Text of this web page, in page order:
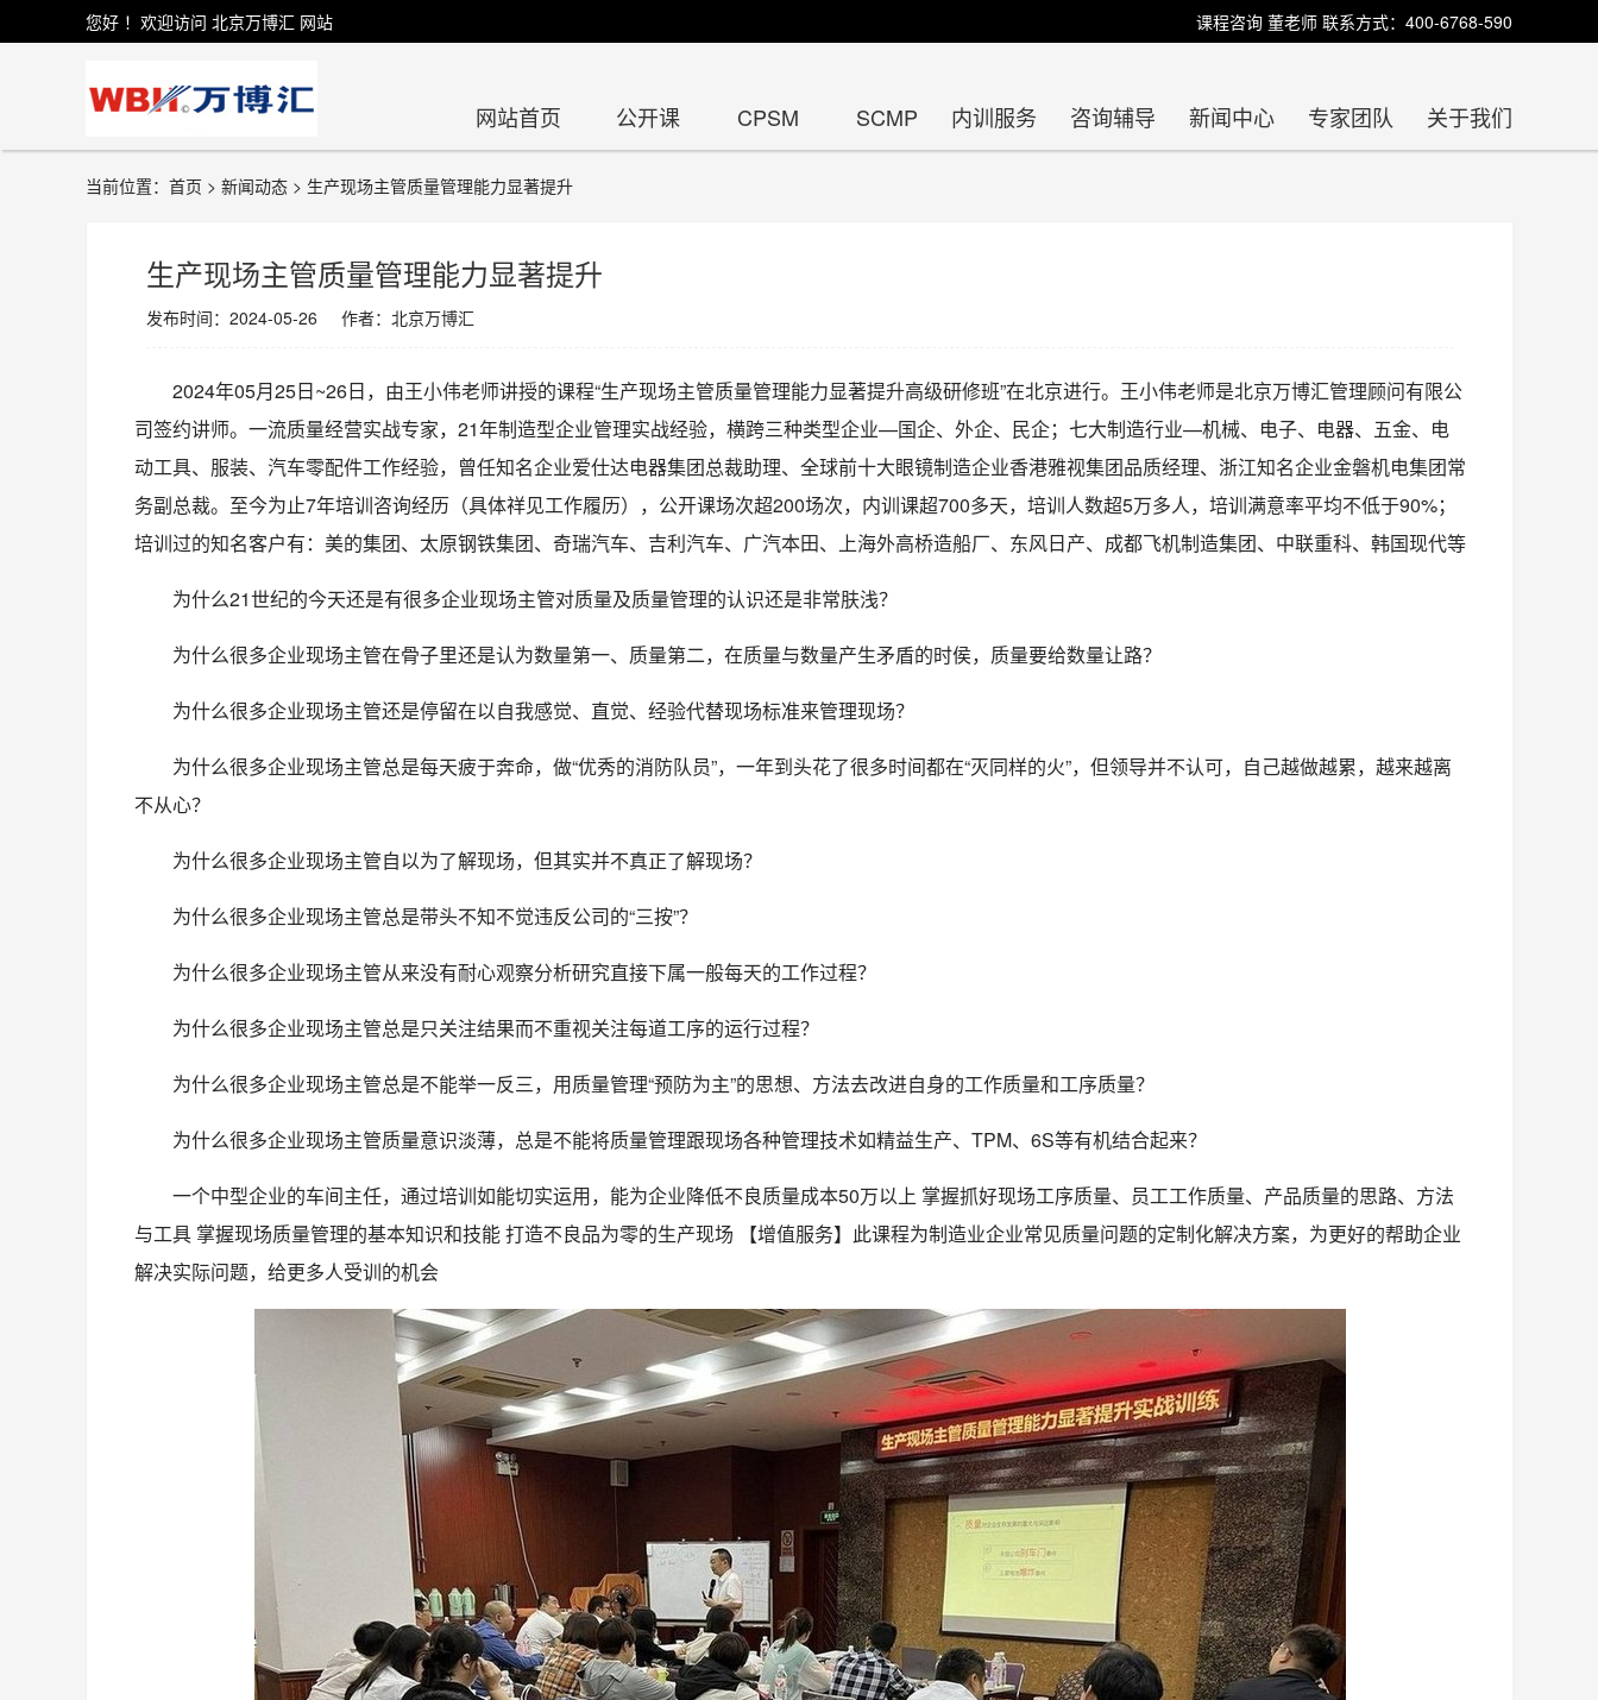
您好 ！欢迎访问 北京万博汇 网站 课程咨询 董老师 联系方式：400-6768-590
网站首页 公开课 CPSM SCMP 内训服务 咨询辅导 新闻中心 专家团队 关于我们
当前位置：首页 > 新闻动态 > 生产现场主管质量管理能力显著提升
生产现场主管质量管理能力显著提升
发布时间：2024-05-26 作者：北京万博汇
2024年05月25日~26日，由王小伟老师讲授的课程“生产现场主管质量管理能力显著提升高级研修班”在北京进行。王小伟老师是北京万博汇管理顾问有限公
司签约讲师。一流质量经营实战专家，21年制造型企业管理实战经验，横跨三种类型企业—国企、外企、民企；七大制造行业—机械、电子、电器、五金、电
动工具、服装、汽车零配件工作经验，曾任知名企业爱仕达电器集团总裁助理、全球前十大眼镜制造企业香港雅视集团品质经理、浙江知名企业金磐机电集团常
务副总裁。至今为止7年培训咨询经历（具体祥见工作履历），公开课场次超200场次，内训课超700多天，培训人数超5万多人，培训满意率平均不低于90%；
培训过的知名客户有：美的集团、太原钢铁集团、奇瑞汽车、吉利汽车、广汽本田、上海外高桥造船厂、东风日产、成都飞机制造集团、中联重科、韩国现代等
为什么21世纪的今天还是有很多企业现场主管对质量及质量管理的认识还是非常肤浅？
为什么很多企业现场主管在骨子里还是认为数量第一、质量第二，在质量与数量产生矛盾的时侯，质量要给数量让路？
为什么很多企业现场主管还是停留在以自我感觉、直觉、经验代替现场标准来管理现场？
为什么很多企业现场主管总是每天疲于奔命，做“优秀的消防队员”，一年到头花了很多时间都在“灭同样的火”，但领导并不认可，自己越做越累，越来越离
不从心？
为什么很多企业现场主管自以为了解现场，但其实并不真正了解现场？
为什么很多企业现场主管总是带头不知不觉违反公司的“三按”？
为什么很多企业现场主管从来没有耐心观察分析研究直接下属一般每天的工作过程？
为什么很多企业现场主管总是只关注结果而不重视关注每道工序的运行过程？
为什么很多企业现场主管总是不能举一反三，用质量管理“预防为主”的思想、方法去改进自身的工作质量和工序质量？
为什么很多企业现场主管质量意识淡薄，总是不能将质量管理跟现场各种管理技术如精益生产、TPM、6S等有机结合起来？
一个中型企业的车间主任，通过培训如能切实运用，能为企业降低不良质量成本50万以上 掌握抓好现场工序质量、员工工作质量、产品质量的思路、方法
与工具 掌握现场质量管理的基本知识和技能 打造不良品为零的生产现场 【增值服务】此课程为制造业企业常见质量问题的定制化解决方案，为更好的帮助企业
解决实际问题，给更多人受训的机会